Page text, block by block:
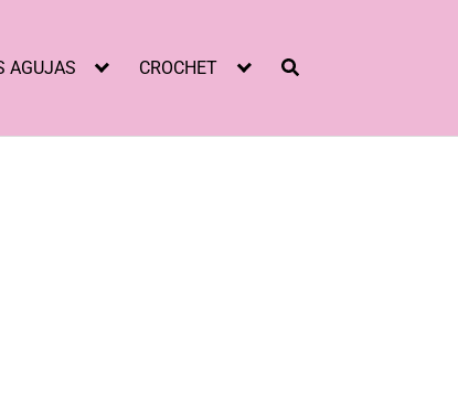
AGUJAS CROCHET